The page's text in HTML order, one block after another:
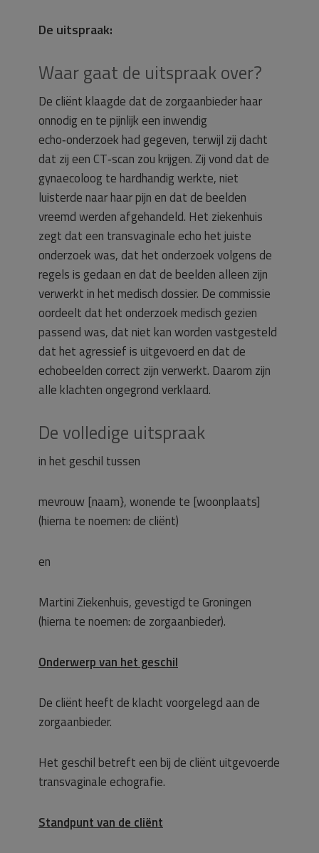
De uitspraak:
Waar gaat de uitspraak over?
De cliënt klaagde dat de zorgaanbieder haar
onnodig en te pijnlijk een inwendig
echo‑onderzoek had gegeven, terwijl zij dacht
dat zij een CT‑scan zou krijgen. Zij vond dat de
gynaecoloog te hardhandig werkte, niet
luisterde naar haar pijn en dat de beelden
vreemd werden afgehandeld. Het ziekenhuis
zegt dat een transvaginale echo het juiste
onderzoek was, dat het onderzoek volgens de
regels is gedaan en dat de beelden alleen zijn
verwerkt in het medisch dossier. De commissie
oordeelt dat het onderzoek medisch gezien
passend was, dat niet kan worden vastgesteld
dat het agressief is uitgevoerd en dat de
echobeelden correct zijn verwerkt. Daarom zijn
alle klachten ongegrond verklaard.
De volledige uitspraak
in het geschil tussen
mevrouw [naam}, wonende te [woonplaats]
(hierna te noemen: de cliënt)
en
Martini Ziekenhuis, gevestigd te Groningen
(hierna te noemen: de zorgaanbieder).
Onderwerp van het geschil
De cliënt heeft de klacht voorgelegd aan de
zorgaanbieder.
Het geschil betreft een bij de cliënt uitgevoerde
transvaginale echografie.
Standpunt van de cliënt